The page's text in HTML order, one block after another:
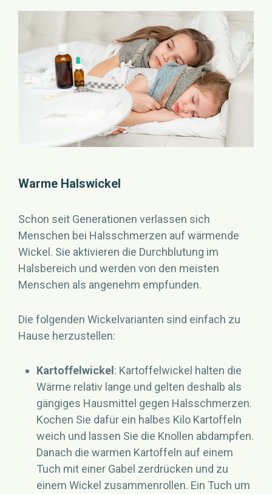
Warme Halswickel
Schon seit Generationen verlassen sich
Menschen bei Halsschmerzen auf wärmende
Wickel. Sie aktivieren die Durchblutung im
Halsbereich und werden von den meisten
Menschen als angenehm empfunden.
Die folgenden Wickelvarianten sind einfach zu
Hause herzustellen:
Kartoffelwickel: Kartoffelwickel halten die
Wärme relativ lange und gelten deshalb als
gängiges Hausmittel gegen Halsschmerzen.
Kochen Sie dafür ein halbes Kilo Kartoffeln
weich und lassen Sie die Knollen abdampfen.
Danach die warmen Kartoffeln auf einem
Tuch mit einer Gabel zerdrücken und zu
einem Wickel zusammenrollen. Ein Tuch um